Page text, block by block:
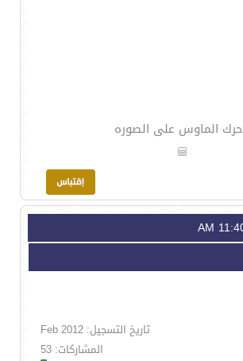
حرك الماوس على الصوره
تاريخ التسجيل: Feb 2012
المشاركات: 53